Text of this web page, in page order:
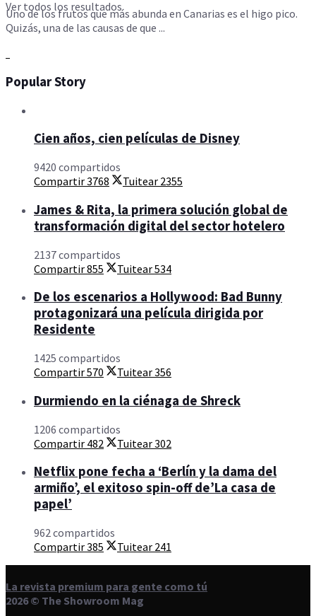
Ver todos los resultados
Uno de los frutos que más abunda en Canarias es el higo pico.
Quizás, una de las causas de que ...
Popular Story
Cien años, cien películas de Disney
9420 compartidos
Compartir3768 Tuitear 2355
James & Rita, la primera solución global de
transformación digital del sector hotelero
2137 compartidos
Compartir855 Tuitear534
De los escenarios a Hollywood: Bad Bunny
protagonizará una película dirigida por
Residente
1425 compartidos
Compartir570 Tuitear356
Durmiendo en la ciénaga de Shreck
1206 compartidos
Compartir 482 Tuitear302
Netflix pone fecha a ‘Berlín y la dama del
armiño’, el exitoso spin-off de’La casa de
papel’
962 compartidos
Compartir385 Tuitear 241
La revista premium para gente como tú
2026 © The Showroom Mag